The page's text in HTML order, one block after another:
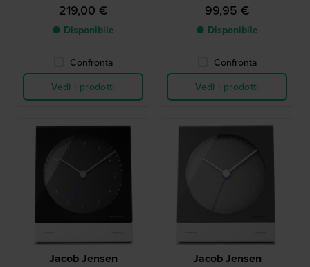
219,00 €
● Disponibile
Confronta
Vedi i prodotti
99,95 €
● Disponibile
Confronta
Vedi i prodotti
Jacob Jensen Jacob Jensen